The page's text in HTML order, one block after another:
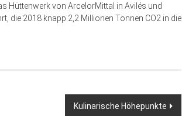
Hüttenwerk von ArcelorMittal in Avilés und
die 2018 knapp 2,2 Millionen Tonnen CO2 in die
Kulinarische Höhepunkte